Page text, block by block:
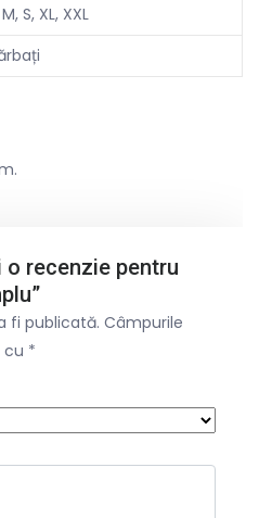
S, XL, XXL
recenzie pentru
fi publicată. Câmpurile
cu *